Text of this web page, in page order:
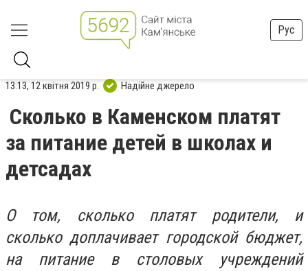
Рус
13:13, 12 квітня 2019 р. Надійне джерело
Сколько в Каменском платят
за питание детей в школах и
детсадах
О том, сколько платят родители, и
сколько доплачивает городской бюджет,
на питание в столовых учреждений